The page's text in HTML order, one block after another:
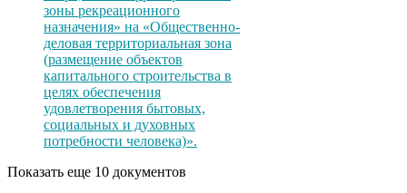
зоны рекреационного
назначения» на «Общественно-
деловая территориальная зона
(размещение объектов
капитального строительства в
целях обеспечения
удовлетворения бытовых,
социальных и духовных
потребности человека)».
Показать еще 10 документов